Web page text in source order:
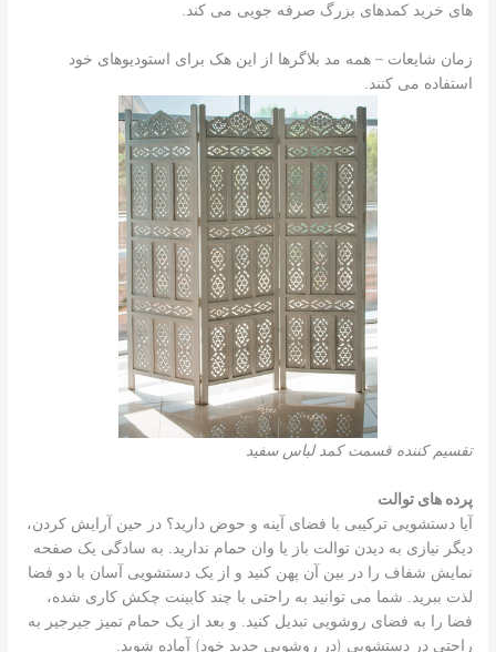
های خرید کمدهای بزرگ صرفه جویی می کند.
زمان شایعات – همه مد بلاگرها از این هک برای استودیوهای خود
استفاده می کنند.
تقسیم کننده قسمت کمد لباس سفید
پرده های توالت
آیا دستشویی ترکیبی با فضای آینه و حوض دارید؟ در حین آرایش کردن،
دیگر نیازی به دیدن توالت باز یا وان حمام ندارید. به سادگی یک صفحه
نمایش شفاف را در بین آن پهن کنید و از یک دستشویی آسان با دو فضا
لذت ببرید. شما می توانید به راحتی با چند کابینت چکش کاری شده،
فضا را به فضای روشویی تبدیل کنید. و بعد از یک حمام تمیز جیرجیر به
راحتی در دستشویی (در روشویی جدید خود) آماده شوید.